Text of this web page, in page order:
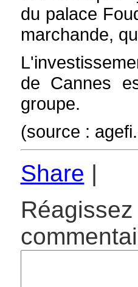
du palace
marchande,
de Cannes
groupe.
(source :
Share |